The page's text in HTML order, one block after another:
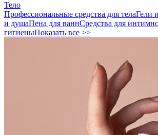
Тело
Профессиональные средства для телаГели
и душаПена для ваннСредства для
гигиеныПоказать все >>